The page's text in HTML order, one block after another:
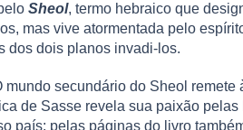
Sheol, termo hebraico que
mas vive atormentada pelo
dos dois planos invadi-los.
mundo secundário do Sheol
de Sasse revela sua paixão pelas
país: pelas páginas do livro